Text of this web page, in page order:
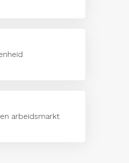
arbeidsmarkt